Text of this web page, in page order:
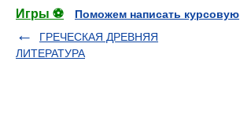
Игры ⚽
Поможем написать курсовую
ГРЕЧЕСКАЯ ДРЕВНЯЯ
ЛИТЕРАТУРА